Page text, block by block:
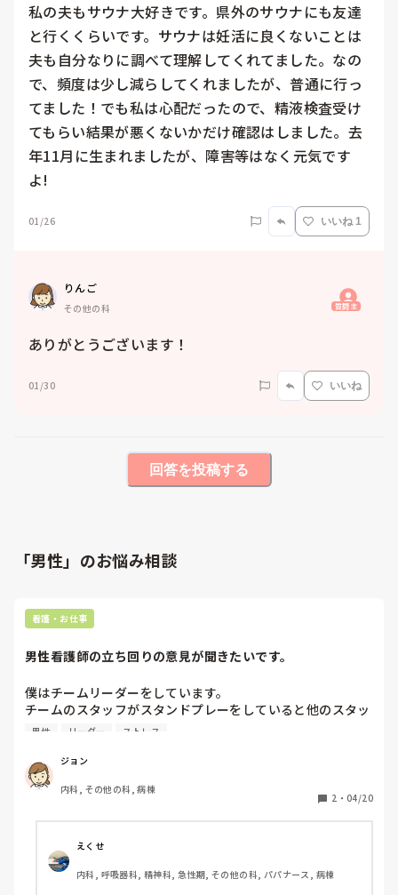
私の夫もサウナ大好きです。県外のサウナにも友達
と行くくらいです。サウナは妊活に良くないことは
夫も自分なりに調べて理解してくれてました。なの
で、頻度は少し減らしてくれましたが、普通に行っ
てました！でも私は心配だったので、精液検査受け
てもらい結果が悪くないかだけ確認はしました。去
年11月に生まれましたが、障害等はなく元気です
よ!
01/26 いいね 1
りんご
その他の科 質問主
ありがとうございます！
01/30 いいね
回答を投稿する
「男性」のお悩み相談
看護・お仕事
男性看護師の立ち回りの意見が聞きたいです。
僕はチームリーダーをしています。
チームのスタッフがスタンドプレーをしていると他のスタッ
フから注意してほしいと言われました。
ですがこのご時世なので男性で４０代の僕は行動を選んでし
まいます。もちろん感情的になるとかは絶対しないです。
ントが浮かび難しいです。
若い女性スタッフに対してどう行動してると安心しますか？
また、これはやめたほうがいいも聞きたいです。
男性 リーダー ストレス
ジョン
内科, その他の科, 病棟
2 ・ 04/20
えくせ
内科, 呼吸器科, 精神科, 急性期, その他の科, パパナース, 病棟